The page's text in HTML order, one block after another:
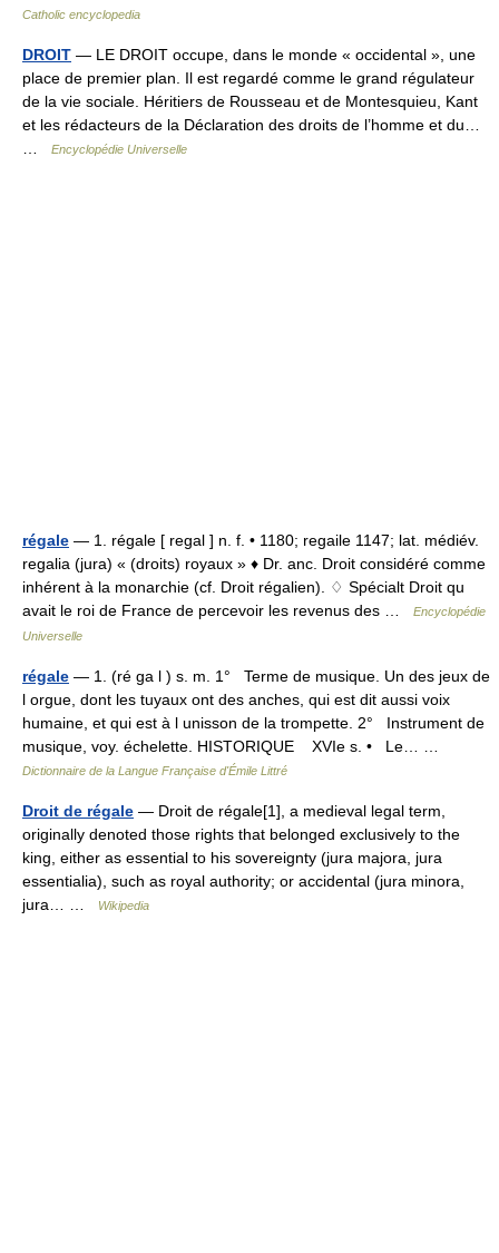
Catholic encyclopedia
DROIT — LE DROIT occupe, dans le monde « occidental », une
place de premier plan. Il est regardé comme le grand régulateur
de la vie sociale. Héritiers de Rousseau et de Montesquieu, Kant
et les rédacteurs de la Déclaration des droits de l’homme et du…
Encyclopédie Universelle
régale — 1. régale [ regal ] n. f. • 1180; regaile 1147; lat. médiév.
regalia (jura) « (droits) royaux » ♦ Dr. anc. Droit considéré comme
inhérent à la monarchie (cf. Droit régalien). ♢ Spécialt Droit qu
avait le roi de France de percevoir les revenus des …
Encyclopédie
Universelle
régale — 1. (ré ga l ) s. m. 1° Terme de musique. Un des jeux de
l orgue, dont les tuyaux ont des anches, qui est dit aussi voix
humaine, et qui est à l unisson de la trompette. 2° Instrument de
musique, voy. échelette. HISTORIQUE XVIe s. • Le… …
Dictionnaire de la Langue Française d'Émile Littré
Droit de régale — Droit de régale[1], a medieval legal term,
originally denoted those rights that belonged exclusively to the
king, either as essential to his sovereignty (jura majora, jura
essentialia), such as royal authority; or accidental (jura minora,
jura… …
Wikipedia